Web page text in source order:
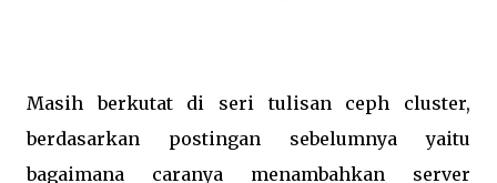
Masih berkutat di seri tulisan ceph cluster,
berdasarkan postingan sebelumnya yaitu
bagaimana caranya menambahkan server